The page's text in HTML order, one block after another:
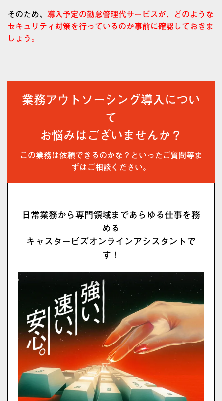
そのため、 導入予定の勤怠管理代サービスが、どのような
セキュリティ対策を行っているのか事前に確認しておきま
しょう。
業務アウトソーシング導入につい
て
お悩みはございませんか？
この業務は依頼できるのかな？といったご質問等ま
ずはご相談ください。
日常業務から専門領域まであらゆる仕事を務
める
キャスタービズオンラインアシスタントで
す！